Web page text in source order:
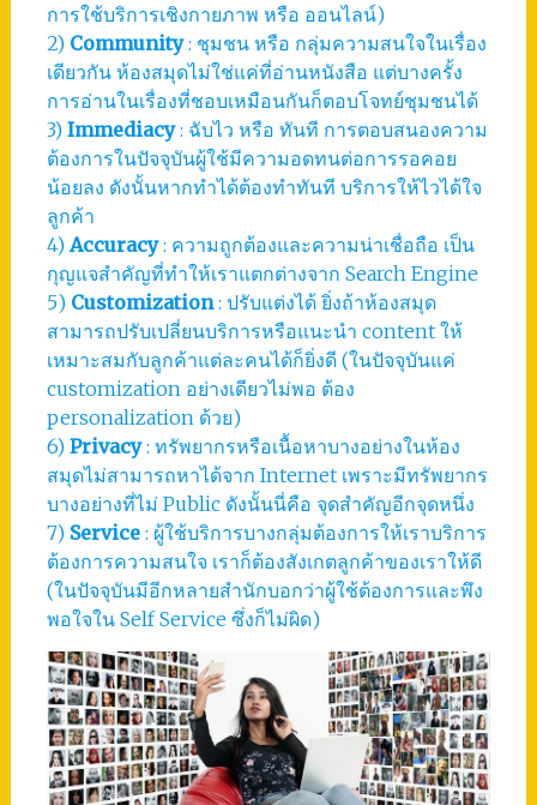
การใช้บริการเชิงกายภาพ หรือ ออนไลน์)
2) Community: ชุมชน หรือ กลุ่มความสนใจในเรื่อง
เดียวกัน ห้องสมุดไม่ใช่แค่ที่อ่านหนังสือ แต่บางครั้ง
การอ่านในเรื่องที่ชอบเหมือนกันก็ตอบโจทย์ชุมชนได้
3) Immediacy: ฉับไว หรือ ทันที การตอบสนองความ
ต้องการในปัจจุบันผู้ใช้มีความอดทนต่อการรอคอย
น้อยลง ดังนั้นหากทำได้ต้องทำทันที บริการให้ไวได้ใจ
ลูกค้า
4) Accuracy: ความถูกต้องและความน่าเชื่อถือ เป็น
กุญแจสำคัญที่ทำให้เราแตกต่างจาก Search Engine
5) Customization: ปรับแต่งได้ ยิ่งถ้าห้องสมุด
สามารถปรับเปลี่ยนบริการหรือแนะนำ content ให้
เหมาะสมกับลูกค้าแต่ละคนได้ก็ยิ่งดี (ในปัจจุบันแค่
customization อย่างเดียวไม่พอ ต้อง
personalization ด้วย)
6) Privacy: ทรัพยากรหรือเนื้อหาบางอย่างในห้อง
สมุดไม่สามารถหาได้จาก Internet เพราะมีทรัพยากร
บางอย่างที่ไม่ Public ดังนั้นนี่คือ จุดสำคัญอีกจุดหนึ่ง
7) Service: ผู้ใช้บริการบางกลุ่มต้องการให้เราบริการ
ต้องการความสนใจ เราก็ต้องสังเกตลูกค้าของเราให้ดี
(ในปัจจุบันมีอีกหลายสำนักบอกว่าผู้ใช้ต้องการและพึง
พอใจใน Self Service ซึ่งก็ไม่ผิด)